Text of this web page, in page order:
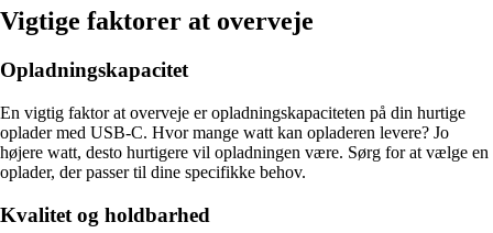
Vigtige faktorer at overveje
Opladningskapacitet
En vigtig faktor at overveje er opladningskapaciteten på din hurtige
oplader med USB-C. Hvor mange watt kan opladeren levere? Jo
højere watt, desto hurtigere vil opladningen være. Sørg for at vælge en
oplader, der passer til dine specifikke behov.
Kvalitet og holdbarhed